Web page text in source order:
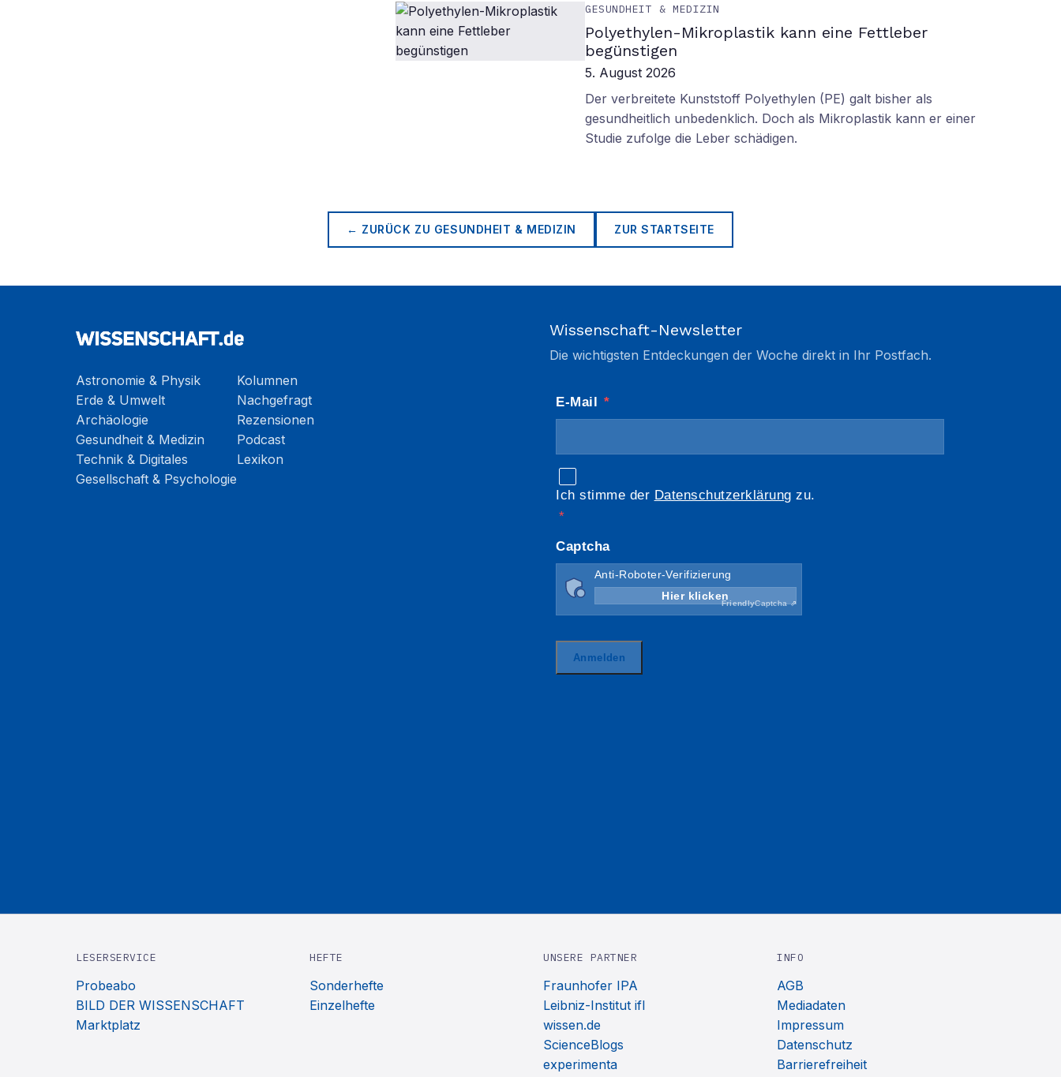
GESUNDHEIT & MEDIZIN
Polyethylen-Mikroplastik kann eine Fettleber
begünstigen
5. August 2026
Der verbreitete Kunststoff Polyethylen (PE) galt bisher als
gesundheitlich unbedenklich. Doch als Mikroplastik kann er einer
Studie zufolge die Leber schädigen.
← ZURÜCK ZU GESUNDHEIT & MEDIZIN ZUR STARTSEITE
Astronomie & Physik
Erde & Umwelt
Archäologie
Gesundheit & Medizin
Technik & Digitales
Gesellschaft & Psychologie
Kolumnen
Nachgefragt
Rezensionen
Podcast
Lexikon
Wissenschaft-Newsletter
Die wichtigsten Entdeckungen der Woche direkt in Ihr Postfach.
LESERSERVICE
Probeabo
BILD DER WISSENSCHAFT
Marktplatz
HEFTE
Sonderhefte
Einzelhefte
UNSERE PARTNER
Fraunhofer IPA
Leibniz-Institut ifl
wissen.de
ScienceBlogs
experimenta
INFO
AGB
Mediadaten
Impressum
Datenschutz
Barrierefreiheit